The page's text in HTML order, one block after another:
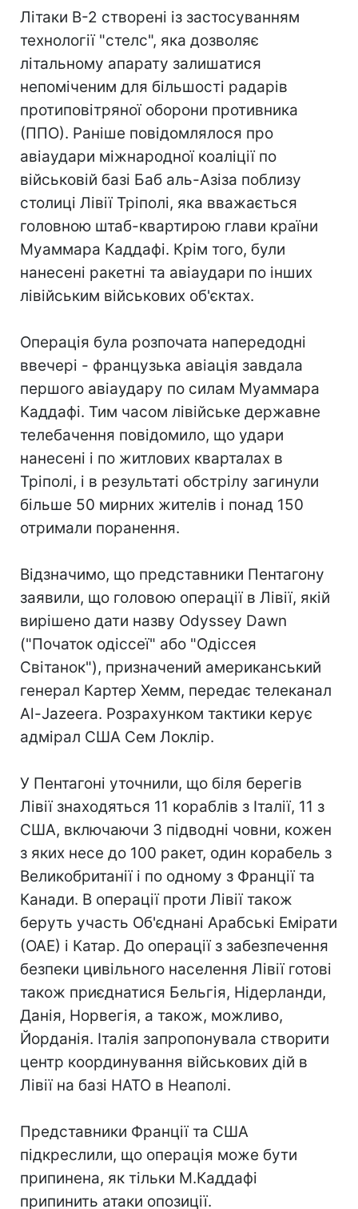
Літаки B-2 створені із застосуванням
технології "стелс", яка дозволяє
літальному апарату залишатися
непоміченим для більшості радарів
протиповітряної оборони противника
(ППО). Раніше повідомлялося про
авіаудари міжнародної коаліції по
військовій базі Баб аль-Азіза поблизу
столиці Лівії Тріполі, яка вважається
головною штаб-квартирою глави країни
Муаммара Каддафі. Крім того, були
нанесені ракетні та авіаудари по інших
лівійським військових об'єктах.
Операція була розпочата напередодні
ввечері - французька авіація завдала
першого авіаудару по силам Муаммара
Каддафі. Тим часом лівійське державне
телебачення повідомило, що удари
нанесені і по житлових кварталах в
Тріполі, і в результаті обстрілу загинули
більше 50 мирних жителів і понад 150
отримали поранення.
Відзначимо, що представники Пентагону
заявили, що головою операції в Лівії, якій
вирішено дати назву Odyssey Dawn
("Початок одіссеї" або "Одіссея
Світанок"), призначений американський
генерал Картер Хемм, передає телеканал
Al-Jazeera. Розрахунком тактики керує
адмірал США Сем Локлір.
У Пентагоні уточнили, що біля берегів
Лівії знаходяться 11 кораблів з Італії, 11 з
США, включаючи 3 підводні човни, кожен
з яких несе до 100 ракет, один корабель з
Великобританії і по одному з Франції та
Канади. В операції проти Лівії також
беруть участь Об'єднані Арабські Емірати
(ОАЕ) і Катар. До операції з забезпечення
безпеки цивільного населення Лівії готові
також приєднатися Бельгія, Нідерланди,
Данія, Норвегія, а також, можливо,
Йорданія. Італія запропонувала створити
центр координування військових дій в
Лівії на базі НАТО в Неаполі.
Представники Франції та США
підкреслили, що операція може бути
припинена, як тільки М.Каддафі
припинить атаки опозиції.